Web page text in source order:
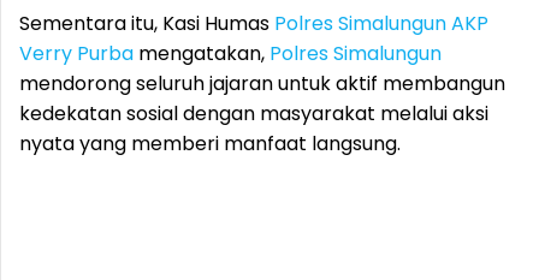
Sementara itu, Kasi Humas Polres SimalungunAKP
Verry Purba mengatakan, Polres Simalungun
mendorong seluruh jajaran untuk aktif membangun
kedekatan sosial dengan masyarakat melalui aksi
nyata yang memberi manfaat langsung.